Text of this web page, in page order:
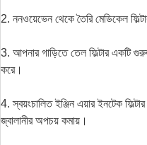
2. ননওয়েভেন থেকে তৈরি মেডিকেল
3. আপনার গাড়িতে তেল ফিল্টার একটি
করে।
4. স্বয়ংচালিত ইঞ্জিন এয়ার ইনটেক
জ্বালানীর অপচয় কমায়।